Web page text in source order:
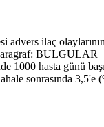
advers ilaç olaylarının
BULGULAR
1000 hasta günü
sonrasında 3,5'e